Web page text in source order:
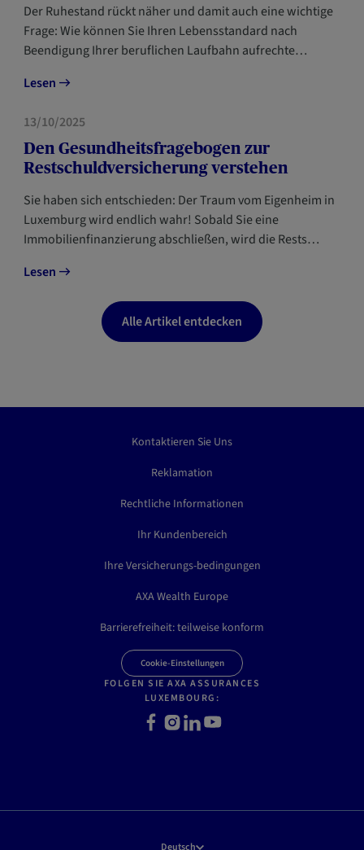
Der Ruhestand rückt näher und damit auch eine wichtige
Frage: Wie können Sie Ihren Lebensstandard nach
Beendigung Ihrer beruflichen Laufbahn aufrechte…
Lesen
VORSORGE
13/10/2025
Den Gesundheitsfragebogen zur
Restschuldversicherung verstehen
Sie haben sich entschieden: Der Traum vom Eigenheim in
Luxemburg wird endlich wahr! Sobald Sie eine
Immobilienfinanzierung abschließen, wird die Rests…
Lesen
Alle Artikel entdecken
Kontaktieren Sie Uns
Reklamation
Rechtliche Informationen
Ihr Kundenbereich
Ihre Versicherungs-bedingungen
AXA Wealth Europe
Barrierefreiheit: teilweise konform
Cookie-Einstellungen
FOLGEN SIE AXA ASSURANCES
LUXEMBOURG:
F
a
I
L
i
n
Y
Deutsch